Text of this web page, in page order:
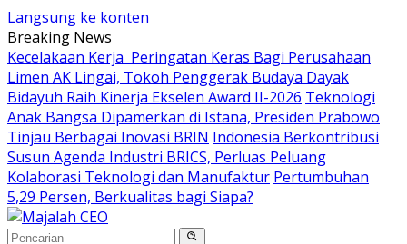
Langsung ke konten
Breaking News
Kecelakaan Kerja Peringatan Keras Bagi Perusahaan
Limen AK Lingai, Tokoh Penggerak Budaya Dayak
Bidayuh Raih Kinerja Ekselen Award II-2026 Teknologi
Anak Bangsa Dipamerkan di Istana, Presiden Prabowo
Tinjau Berbagai Inovasi BRIN Indonesia Berkontribusi
Susun Agenda Industri BRICS, Perluas Peluang
Kolaborasi Teknologi dan Manufaktur Pertumbuhan
5,29 Persen, Berkualitas bagi Siapa?